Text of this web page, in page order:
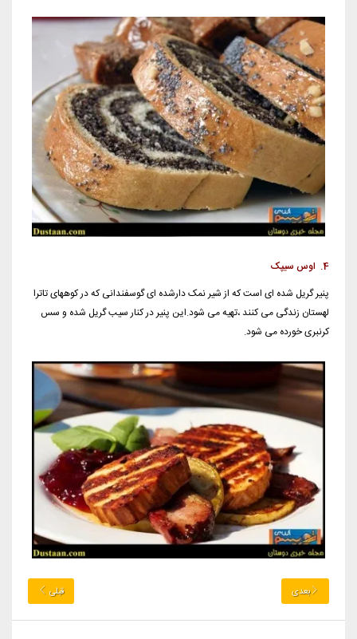
4. اوس سیپک
پنیر گریل شده ای است که از شیر نمک دارشده ای گوسفندانی که در کوههای تاترا
لهستان زندگی می کنند ،تهیه می شود.این پنیر در کنار سیب گریل شده و سس
کرنبری خورده می شود.
بعدی قبلی